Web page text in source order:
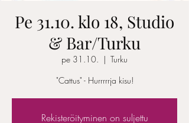
Pe 31.10. klo 18, Studio
& Bar/Turku
pe 31.10.
  |
Turku
"Cattus" - Hurrrrrja kisu!
Rekisteröityminen on suljettu